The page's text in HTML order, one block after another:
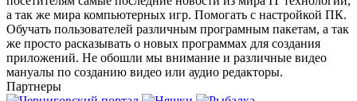
а так же мира компьютерных игр. Помогать с настройкой ПК.
Обучать пользователей различным програмным пакетам, а так
же просто расказывать о новых программах для создания
приложений. Не обошли мы внимание и различные видео
мануалы по созданию видео или аудио редакторы.
Партнеры